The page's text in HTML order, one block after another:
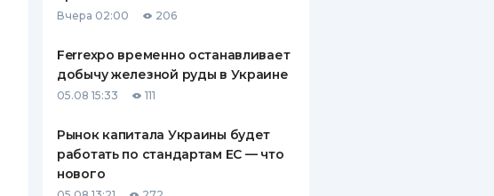
Вчера 02:00 206
Ferrexpo временно останавливает
добычу железной руды в Украине
05.08 15:33 111
Рынок капитала Украины будет
работать по стандартам ЕС — что
нового